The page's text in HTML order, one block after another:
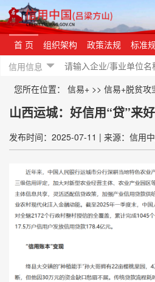
首 页 组织架构 政策法规 标准
信用信息
您所在位置： 信易+ >> 信易+脱贫攻
山西运城：好信用“贷”来
发布时间：2025-07-11 | 来源：信用